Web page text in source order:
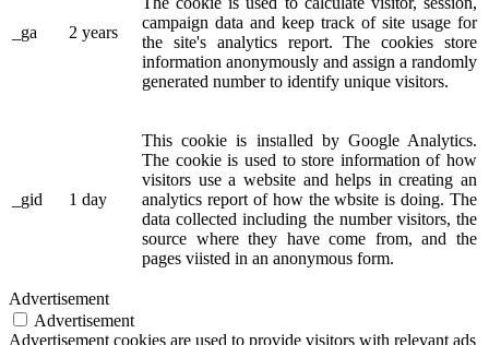
_ga 2 years
campaign data and keep track of site usage for
the site's analytics report. The cookies store
information anonymously and assign a randomly
generated number to identify unique visitors.
_gid 1 day
This cookie is installed by Google Analytics.
The cookie is used to store information of how
visitors use a website and helps in creating an
analytics report of how the wbsite is doing. The
data collected including the number visitors, the
source where they have come from, and the
pages viisted in an anonymous form.
Advertisement
Advertisement
Advertisement cookies are used to provide visitors with relevant ads